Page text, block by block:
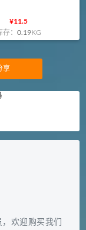
¥11.5
存： 0.19KG
享
欢迎购买我们